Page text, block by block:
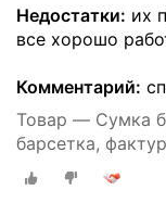
Недостатки: их
все хорошо
Комментарий:
Товар — Сумка
барсетка,